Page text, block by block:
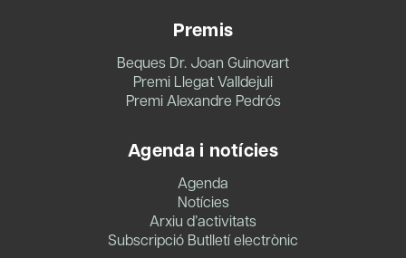
Premis
Beques Dr. Joan Guinovart
Premi Llegat Valldejuli
Premi Alexandre Pedrós
Agenda i notícies
Agenda
Notícies
Arxiu d’activitats
Subscripció Butlletí electrònic